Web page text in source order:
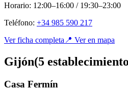
Horario: 12:00–16:00 / 19:30–23:00
Teléfono: +34 985 590 217
Ver ficha completa 📍 Ver en mapa
Gijón(5 establecimient
Casa Fermín